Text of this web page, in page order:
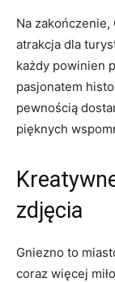
Na
atrakcja dla
każdy​ powinien
pasjonatem
pewnością
pięknych
zdjęcia
Gniezno to
coraz więcej